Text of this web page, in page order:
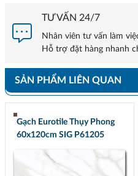
TƯ VẤN 24/7
Nhân viên tư vấn làm
Hỗ trợ đặt hàng nhanh
SẢN PHẨM LIÊN QUAN
Gạch Eurotile Thụy Phong
60x120cm SIG P61205